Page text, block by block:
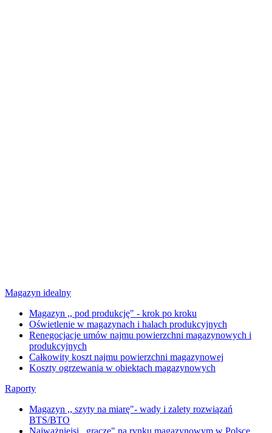
Magazyn idealny
Magazyn ,, pod produkcję" - krok po kroku
Oświetlenie w magazynach i halach produkcyjnych
Renegocjacje umów najmu powierzchni magazynowych i
produkcyjnych
Całkowity koszt najmu powierzchni magazynowej
Koszty ogrzewania w obiektach magazynowych
Raporty
Magazyn ,, szyty na miarę"- wady i zalety rozwiązań
BTS/BTO
Najważniejsi ,,gracze" na rynku magazynowym w Polsce.